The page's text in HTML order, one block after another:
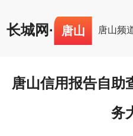
长城网· 唐山 唐山频
唐山信用报告自助
务